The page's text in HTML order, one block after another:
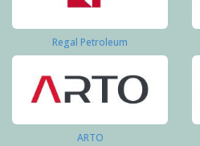
Regal Petroleum
ARTO